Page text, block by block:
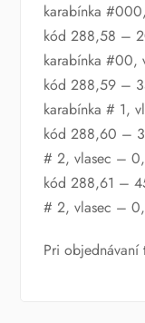
karabínka
kód 288,58 –
karabínka
kód 288,59 –
karabínka # 1,
kód 288,60 –
# 2, vlasec –
kód 288,61 –
# 2, vlasec –
Pri